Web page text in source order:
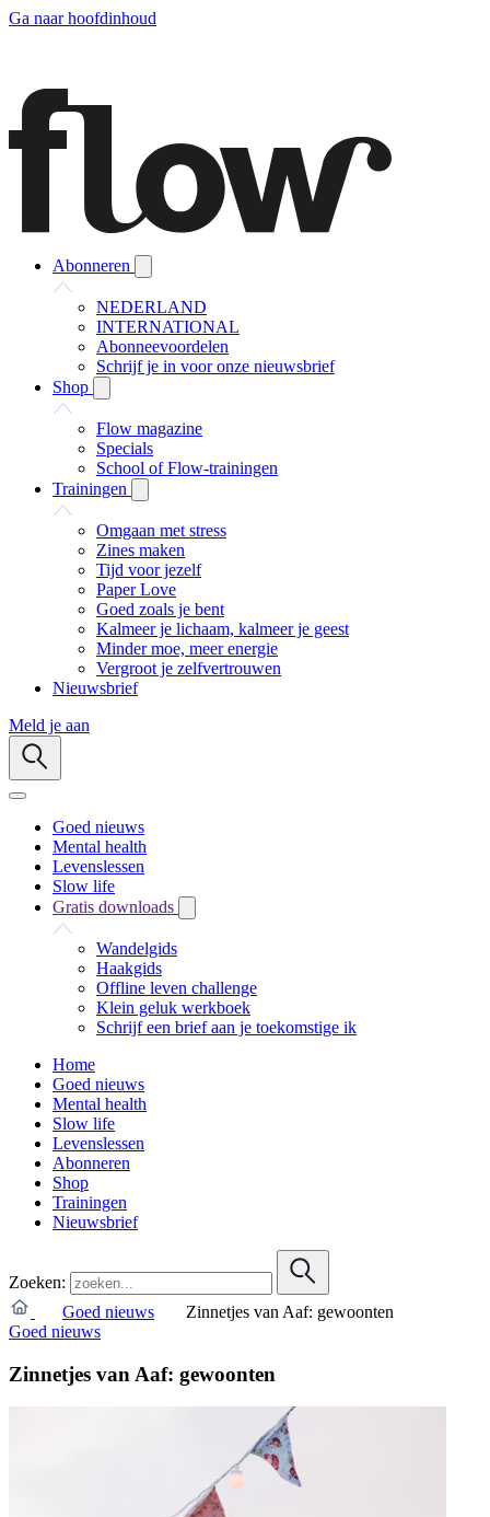
Ga naar hoofdinhoud
Abonneren
NEDERLAND
INTERNATIONAL
Abonneevoordelen
Schrijf je in voor onze nieuwsbrief
Shop
Flow magazine
Specials
School of Flow-trainingen
Trainingen
Omgaan met stress
Zines maken
Tijd voor jezelf
Paper Love
Goed zoals je bent
Kalmeer je lichaam, kalmeer je geest
Minder moe, meer energie
Vergroot je zelfvertrouwen
Nieuwsbrief
Meld je aan
Goed nieuws
Mental health
Levenslessen
Slow life
Gratis downloads
Wandelgids
Haakgids
Offline leven challenge
Klein geluk werkboek
Schrijf een brief aan je toekomstige ik
Home
Goed nieuws
Mental health
Slow life
Levenslessen
Abonneren
Shop
Trainingen
Nieuwsbrief
Zoeken:
Goed nieuws
Zinnetjes van Aaf: gewoonten
Goed nieuws
Zinnetjes van Aaf: gewoonten